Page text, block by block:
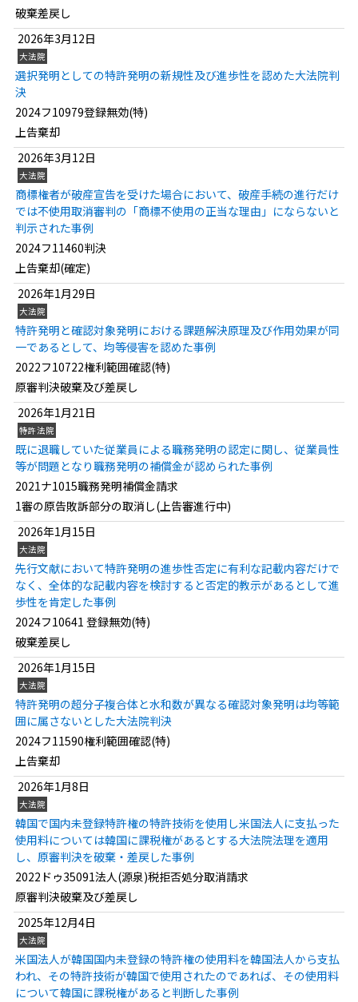
破棄差戻し
2026年3月12日
大法院
選択発明としての特許発明の新規性及び進歩性を認めた大法院判
決
2024フ10979登録無効(特)
上告棄却
2026年3月12日
大法院
商標権者が破産宣告を受けた場合において、破産手続の進行だけ
では不使用取消審判の「商標不使用の正当な理由」にならないと
判示された事例
2024フ11460判決
上告棄却(確定)
2026年1月29日
大法院
特許発明と確認対象発明における課題解決原理及び作用効果が同
一であるとして、均等侵害を認めた事例
2022フ10722権利範囲確認(特)
原審判決破棄及び差戻し
2026年1月21日
特許法院
既に退職していた従業員による職務発明の認定に関し、従業員性
等が問題となり職務発明の補償金が認められた事例
2021ナ1015職務発明補償金請求
1審の原告敗訴部分の取消し(上告審進行中)
2026年1月15日
大法院
先行文献において特許発明の進歩性否定に有利な記載内容だけで
なく、全体的な記載内容を検討すると否定的教示があるとして進
歩性を肯定した事例
2024フ10641 登録無効(特)
破棄差戻し
2026年1月15日
大法院
特許発明の超分子複合体と水和数が異なる確認対象発明は均等範
囲に属さないとした大法院判決
2024フ11590権利範囲確認(特)
上告棄却
2026年1月8日
大法院
韓国で国内未登録特許権の特許技術を使用し米国法人に支払った
使用料については韓国に課税権があるとする大法院法理を適用
し、原審判決を破棄・差戻した事例
2022ドゥ35091法人(源泉)税拒否処分取消請求
原審判決破棄及び差戻し
2025年12月4日
大法院
米国法人が韓国国内未登録の特許権の使用料を韓国法人から支払
われ、その特許技術が韓国で使用されたのであれば、その使用料
について韓国に課税権があると判断した事例